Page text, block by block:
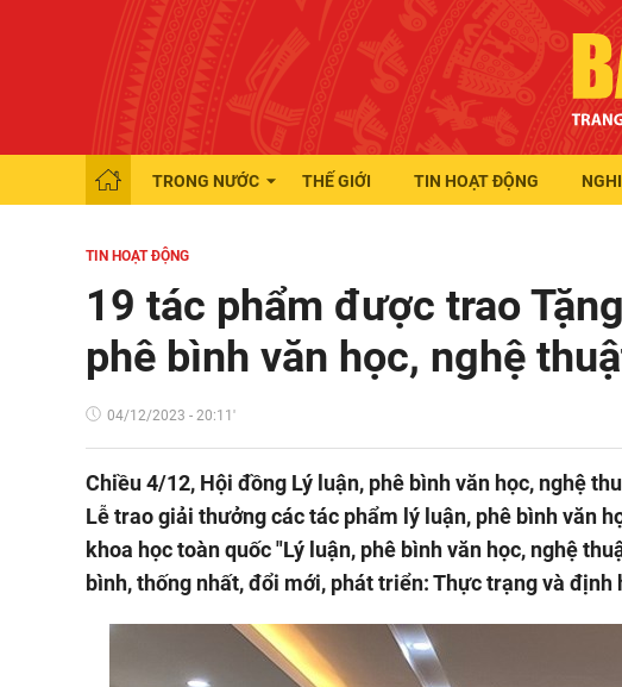
TRONG NƯỚC THẾ GIỚI TIN HOẠT ĐỘNG
TIN HOẠT ĐỘNG
19 tác phẩm được trao
phê bình văn học, nghệ
04/12/2023 - 20:11'
Chiều 4/12, Hội đồng Lý luận, phê bình văn học, nghệ
Lễ trao giải thưởng các tác phẩm lý luận, phê bình văn
khoa học toàn quốc "Lý luận, phê bình văn học, nghệ
bình, thống nhất, đổi mới, phát triển: Thực trạng và